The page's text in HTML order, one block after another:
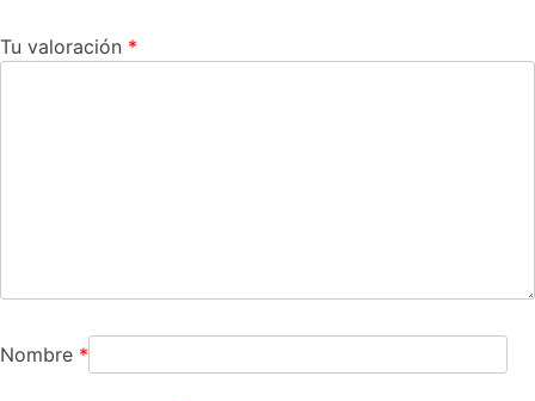
Tu valoración *
Nombre *